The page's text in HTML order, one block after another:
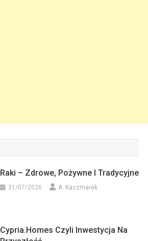
Raki – Zdrowe, Pożywne I Tradycyjne
31/07/2026 A. Kaczmarek
Cypria.homes Czyli Inwestycja Na